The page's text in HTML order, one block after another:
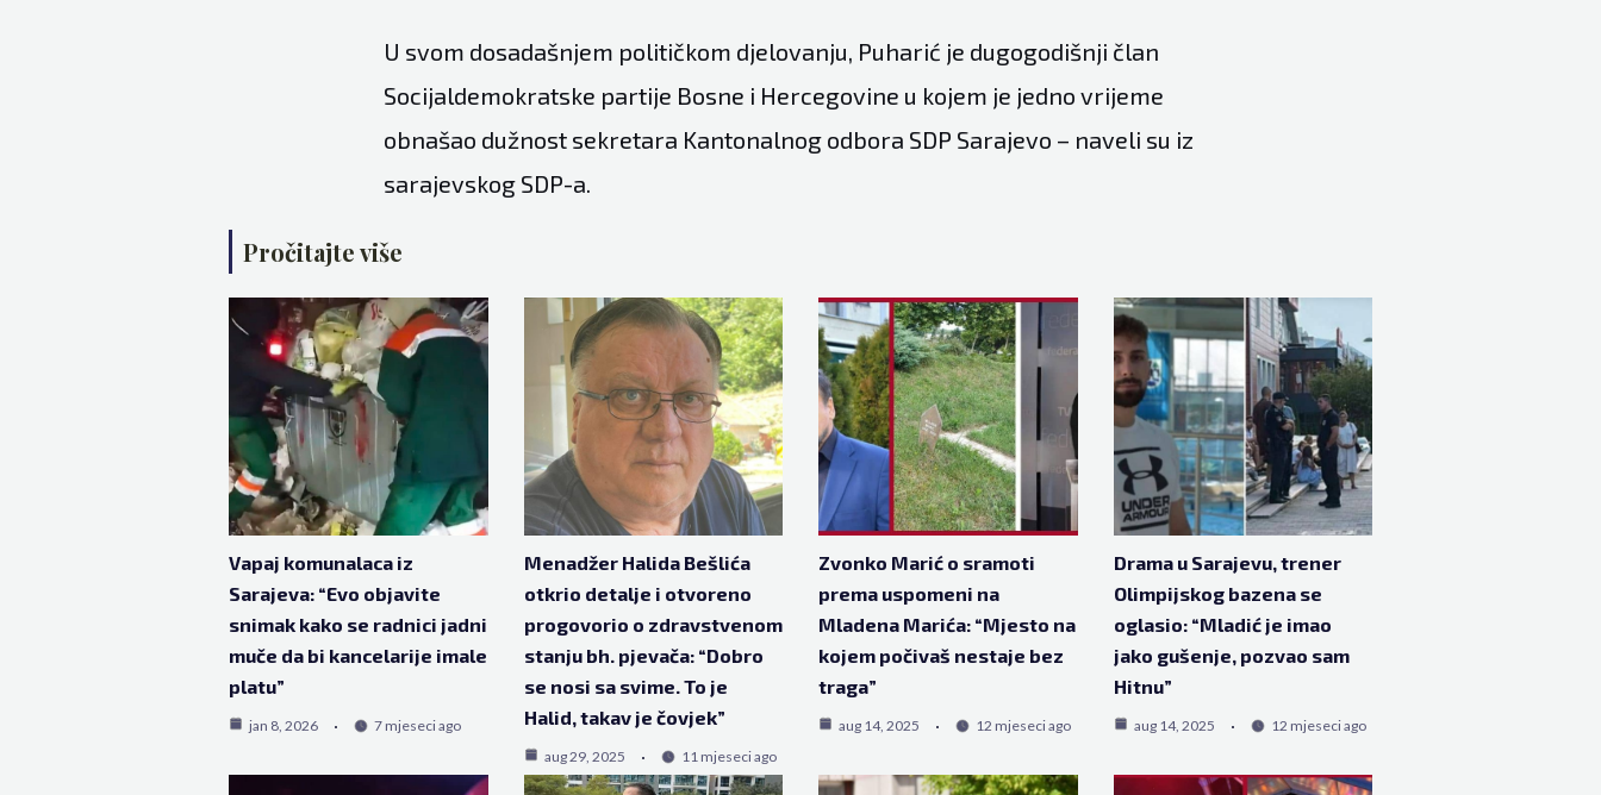
U svom dosadašnjem političkom djelovanju, Puharić je dugogodišnji član
Socijaldemokratske partije Bosne i Hercegovine u kojem je jedno vrijeme
obnašao dužnost sekretara Kantonalnog odbora SDP Sarajevo – naveli su iz
sarajevskog SDP-a.
Pročitajte više
Vapaj komunalaca iz
Sarajeva: “Evo objavite
snimak kako se radnici jadni
muče da bi kancelarije imale
platu”
jan 8, 2026 7 mjeseci ago
Menadžer Halida Bešlića
otkrio detalje i otvoreno
progovorio o zdravstvenom
stanju bh. pjevača: “Dobro
se nosi sa svime. To je
Halid, takav je čovjek”
aug 29, 2025 11 mjeseci ago
Zvonko Marić o sramoti
prema uspomeni na
Mladena Marića: “Mjesto na
kojem počivaš nestaje bez
traga”
aug 14, 2025 12 mjeseci ago
Drama u Sarajevu, trener
Olimpijskog bazena se
oglasio: “Mladić je imao
jako gušenje, pozvao sam
Hitnu”
aug 14, 2025 12 mjeseci ago